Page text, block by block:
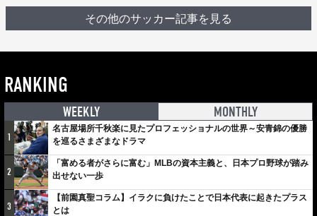
その他のサッカー記事を見る
RANKING
WEEKLY MONTHLY
1
名古屋場所千秋楽に見たプロフェッショナルの世界～安青錦の優勝
を巡るさまざまなドラマ
2
「富める者がさらに富む」MLBの資本主義と、日本プロ野球が踏み
出せない一歩
3
【前園真聖コラム】イラクに負けたことで日本代表に起きたプラス
とは